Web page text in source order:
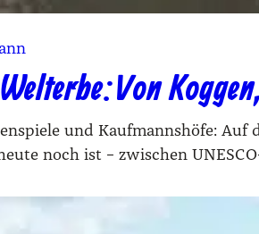
Von
und Kaufmannshöfe:
noch ist – zwischen